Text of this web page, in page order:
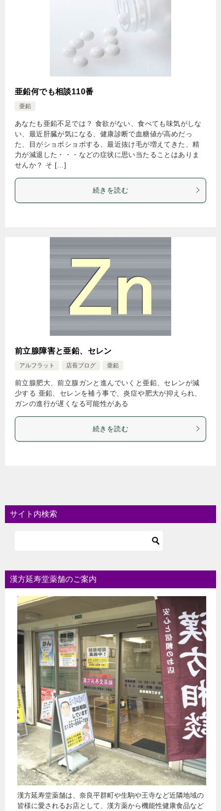
亜鉛何でも相談110番
亜鉛
あなたも亜鉛不足では？ 食欲がない、食べても味気がしな
い、最近肝臓が気になる、健康診断で血糖値が高めだっ
た、目がショボショボする、最近抜け毛が増えてきた、精
力が減退した・・・などの症状に思い当たることはありま
せんか？ そ […]
続きを読む
前立腺障害と亜鉛、セレン
アルフラット 店長ブログ 亜鉛
前立腺肥大、前立腺ガンと進んでいくと亜鉛、セレンが減
少する 亜鉛、セレンを補う事で、炎症や肥大が抑えられ、
ガンの進行が遅くなる可能性がある
続きを読む
サイト内検索
漢方延寿堂薬舗のご案内
漢方延寿堂薬舗は、奈良平群町や生駒や王寺など近隣地域の
皆様に愛されるお店として、漢方薬から機能性健康食品など